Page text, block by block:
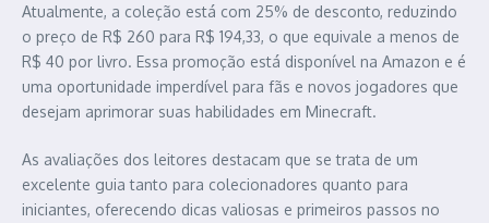
Atualmente, a coleção está com 25% de desconto, reduzindo
o preço de R$ 260 para R$ 194,33, o que equivale a menos de
R$ 40 por livro. Essa promoção está disponível na Amazon e é
uma oportunidade imperdível para fãs e novos jogadores que
desejam aprimorar suas habilidades em Minecraft.​
As avaliações dos leitores destacam que se trata de um
excelente guia tanto para colecionadores quanto para
iniciantes, oferecendo dicas valiosas e primeiros passos no